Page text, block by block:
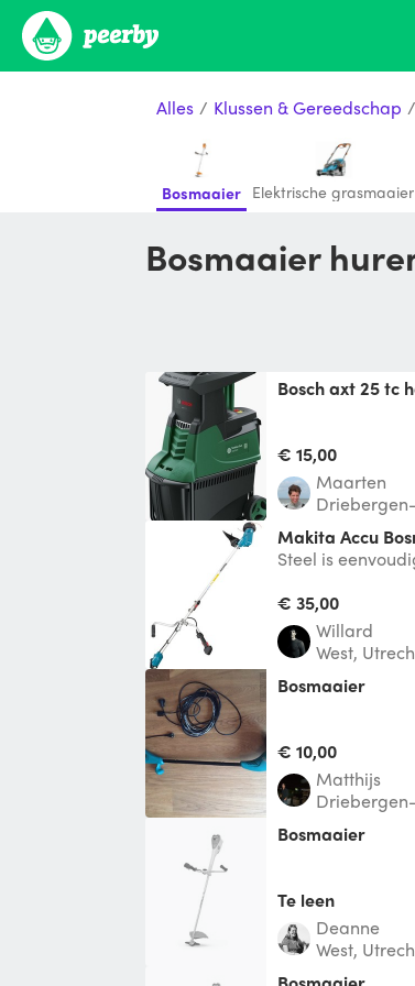
Alles / Klussen & Gereedschap /
Bosmaaier Elektrische grasmaaier
Bosmaaier
Bosch axt 25 tc
€ 15,00
Maarten
Makita Accu
Steel is
Optimaal
€ 35,00
Willard
West,
bosmaaier
€ 10,00
Matthijs
Bosmaaier
Te leen
Deanne
West,